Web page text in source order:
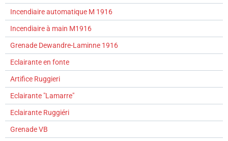
Incendiaire automatique M 1916
Incendiaire à main M1916
Grenade Dewandre-Laminne 1916
Eclairante en fonte
Artifice Ruggieri
Eclairante "Lamarre"
Eclairante Ruggiéri
Grenade VB